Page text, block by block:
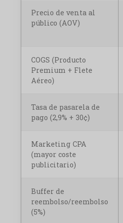
Precio de venta al
público (AOV)
COGS (Producto
Premium + Flete
Aéreo)
Tasa de pasarela de
pago (2,9% + 30¢)
Marketing CPA
(mayor coste
publicitario)
Buffer de
reembolso/reembolso
(5%)